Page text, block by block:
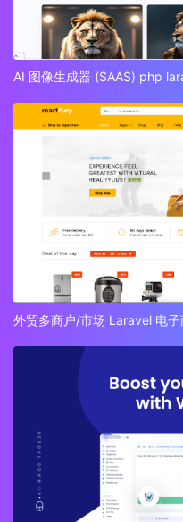
AI 图像生成器 (SAAS) php
外贸多商户/市场 Laravel 电